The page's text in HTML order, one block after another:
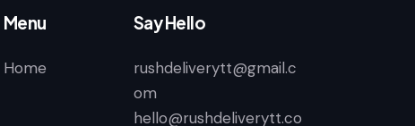
Menu
Home
Say Hello
rushdeliverytt@gmail.c
om
hello@rushdeliverytt.co